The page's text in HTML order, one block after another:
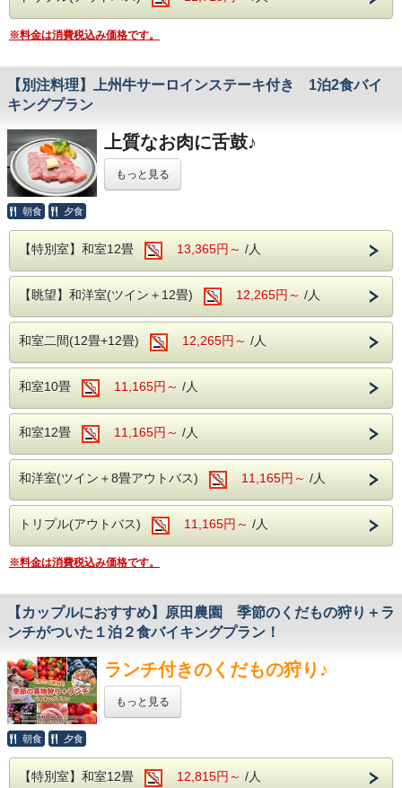
・全室Wifi完備：お部屋でのPC作業や動画視聴も
快適にご利用いただけます。
・カラオケ・卓球：無料でご利用いただけます。
＜オススメ観光施設＞
ロープウェイとリフトで上ると、
そこは標高1500mの別天地。
展望台のカフェで一休みしたら、
2000m級の山々を眺めながら
岩場を望むサイクリングなど、
山を楽しむ出会いが待っています。
道の駅 水紀行館
当館からお車で約10分
売店横丁や清流公園でみなかみの特産、
原田農園
当館からお車で約50分
農園でございます。
快適にご利用いただけます。
谷川岳ヨッホ
当館から車で約10分
そこは標高1500mの別天地。
虹さんぽロードをのんびり歩く。
名物山グルメ・谷川岳パングラタンや
岩場を望むサイクリングなど、
山を楽しむ出会いが待っています。
道の駅 水紀行館
当館からお車で約10分
売店横丁や清流公園でみなかみの特産、
自然を体験できる最寄りの道の駅です。
当館からお車で約50分
各季節ごとの果物狩りはもちろん、
（お子様につきましては
2026年6月13日(土)～2026年8月31日(月)
ホテル湯の陣は・・・
滾々と湧き出る源泉は心身を柔らかく包みます。
保温・保湿効果に優れており、
疲労回復や関節痛、冷え性に効能が望めます。
体の芯からご実感くださいませ。
様々な食材を利用した約50種類のバイキング。
サラダや揚げ物、
ソフトクリームやデザートまで・・・
多数ご用意しております。
生ビール(アサヒスーパードライ)をはじめ
ワインや焼酎、日本酒などが飲み放題で
お楽しみいただけます。
温泉でゆっくりと日頃の疲れを癒してください。
＜館内施設（無料サービス）＞
・ロビー：開けた窓より、湯檜曽の景色に
疲れを癒してください。
・全室Wifi完備：お部屋でのPC作業や動画視聴も
快適にご利用いただけます。
・カラオケ・卓球：無料でご利用いただけます。
※料金は消費税込み価格です。
【別注料理】上州牛サーロインステーキ付き 1泊2食バイ
キングプラン
上質なお肉に舌鼓♪
おひとり様に１皿、別注料理の中でも
人気の逸品です。
この機会にぜひお召し上がりください。
カップル・グループのお客様にもオススメです。
※別注料理の提供はお夕食時となります。
お子様は対象外となります。
（16時30分迄に）係員にお申し付けください。
ホテル湯の陣は・・・
＜滾々と湧き出る湯檜曽温泉を堪能♪＞
保温・保湿効果に優れており、
疲労回復や関節痛、冷え性に効能が望めます。
体の芯からご実感くださいませ。
＜アルコール飲み放題付！
バイキングで心ゆくまで乾杯＞
様々な食材を利用した約50種類のバイキング。
ソフトクリームやデザートまで・・・
子供も大人も、
おじいちゃんおばあちゃんまで。
みなさまが楽しめるお食事を
多数ご用意しております。
そしてなんといってもアルコール！
ワインや焼酎、日本酒などが飲み放題で
もっと見る
朝食 夕食
【特別室】和室12畳 13,365円～ /人
【眺望】和洋室(ツイン＋12畳) 12,265円～ /人
和室二間(12畳+12畳) 12,265円～ /人
和室10畳 11,165円～ /人
和室12畳 11,165円～ /人
和洋室(ツイン＋8畳アウトバス) 11,165円～ /人
トリプル(アウトバス) 11,165円～ /人
※料金は消費税込み価格です。
【カップルにおすすめ】原田農園 季節のくだもの狩り＋ラ
ンチがついた１泊２食バイキングプラン！
ランチ付きのくだもの狩り♪
ふたりだけの贅沢ステイ。
もっと見る
朝食 夕食
【特別室】和室12畳 12,815円～ /人